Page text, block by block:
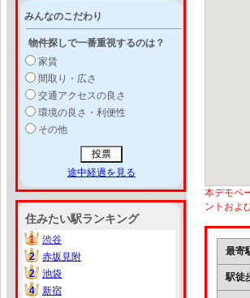
みんなのこだわり
物件探しで一番重視するのは？
家賃
間取り・広さ
交通アクセスの良さ
環境の良さ・利便性
その他
途中経過を見る
住みたい駅ランキング
1
1
渋谷
2
2
赤坂見附
2
2
池袋
4
4
新宿
本デモペ
ントおよ
最寄
駅徒